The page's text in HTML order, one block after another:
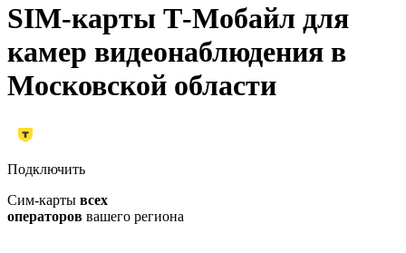
SIM-карты Т‑Мобайл для
камер видеонаблюдения в
Московской области
Подключить
Сим-карты всех
операторов вашего региона